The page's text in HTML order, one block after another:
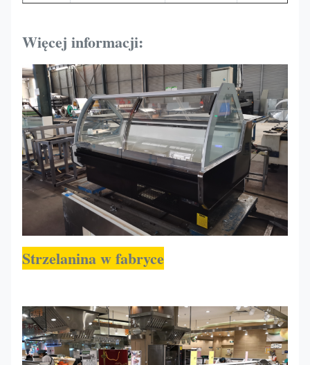
125C
1250*1200*1220
THEA
125CP
1250*1200*1220 R290 -1~-+5
Więcej informacji:
Strzelanina w fabryce